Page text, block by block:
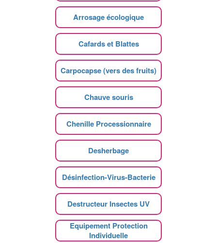
Arrosage écologique
Cafards et Blattes
Carpocapse (vers des fruits)
Chauve souris
Chenille Processionnaire
Desherbage
Désinfection-Virus-Bacterie
Destructeur Insectes UV
Equipement Protection
Individuelle